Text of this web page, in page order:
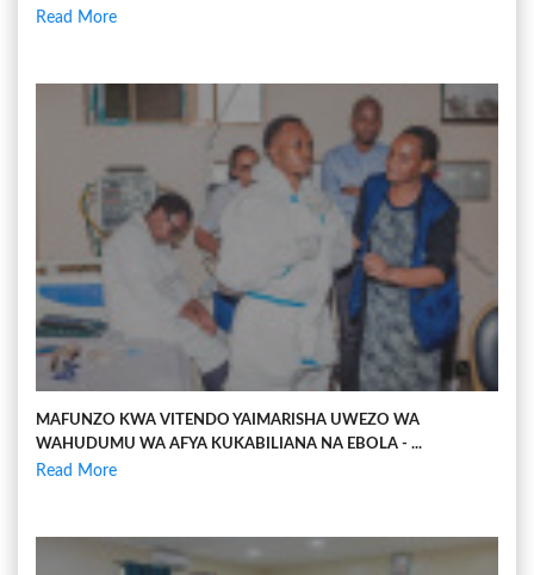
Read More
MAFUNZO KWA VITENDO YAIMARISHA UWEZO WA
WAHUDUMU WA AFYA KUKABILIANA NA EBOLA - ...
Read More